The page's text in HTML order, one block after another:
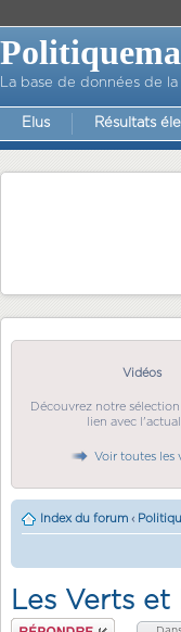
La base de données de
Elus Résultats
Vidéos
Découvrez notre
lien avec
Voir toutes les
Index du forum ‹
Les Verts
Répondre